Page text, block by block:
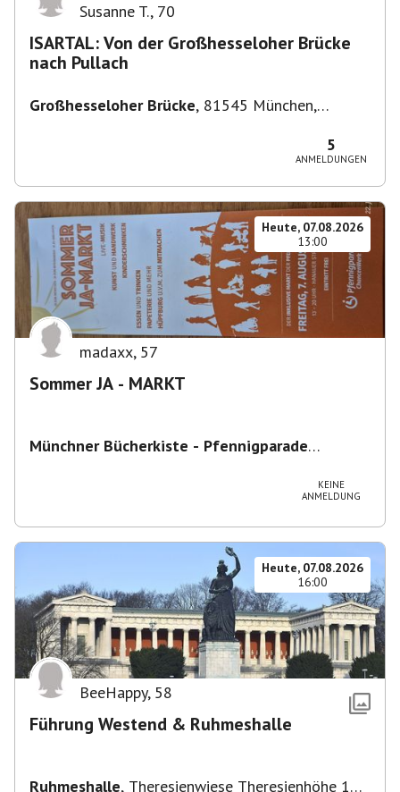
Susanne T., 70
ISARTAL: Von der Großhesseloher Brücke
nach Pullach
Großhesseloher Brücke, 81545 München,
5
ANMELDUNGEN
Heute, 07.08.2026
13:00
madaxx, 57
Sommer JA - MARKT
Münchner Bücherkiste - Pfennigparade
KEINE
ANMELDUNG
Heute, 07.08.2026
16:00
BeeHappy, 58
Führung Westend & Ruhmeshalle
Ruhmeshalle, Theresienwiese Theresienhöhe 16,